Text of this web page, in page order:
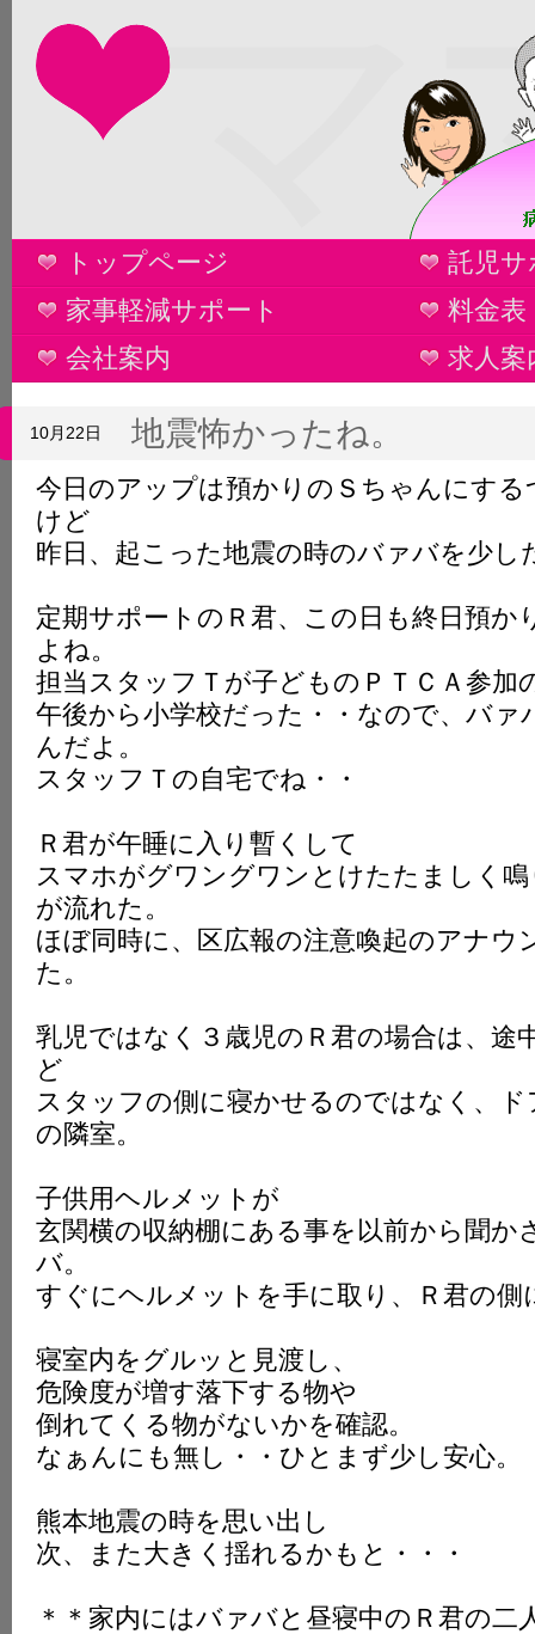
マ
トップページ
託児
家事軽減サポート
料金表
会社案内
求人案
地震怖かったね。
10月22日
今日のアップは預かりのＳちゃんにす
けど
昨日、起こった地震の時のバァバを少し
定期サポートのＲ君、この日も終日預か
よね。
担当スタッフＴが子どものＰＴＣＡ参加
午後から小学校だった・・なので、バァ
んだよ。
スタッフＴの自宅でね・・
Ｒ君が午睡に入り暫くして
スマホがグワングワンとけたたましく
が流れた。
ほぼ同時に、区広報の注意喚起のアナウ
た。
乳児ではなく３歳児のＲ君の場合は、途
ど
スタッフの側に寝かせるのではなく、
の隣室。
子供用ヘルメットが
玄関横の収納棚にある事を以前から聞か
バ。
すぐにヘルメットを手に取り、Ｒ君の側
寝室内をグルッと見渡し、
危険度が増す落下する物や
倒れてくる物がないかを確認。
なぁんにも無し・・ひとまず少し安心。
熊本地震の時を思い出し
次、また大きく揺れるかもと・・・
＊＊家内にはバァバと昼寝中のＲ君の二